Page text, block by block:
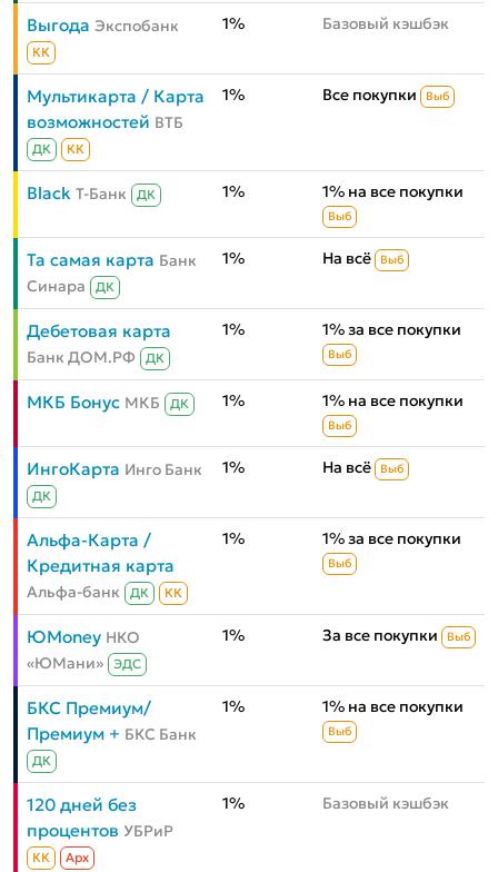
Выгода Экспобанк
КК
1% Базовый кэшбэк
Мультикарта / Карта
возможностей ВТБ
ДК КК
1% Все покупки Выб
Black Т-Банк ДК 1% 1% на все покупки
Выб
Та самая карта Банк
Синара
ДК
1% На всё Выб
Дебетовая карта
Банк ДОМ.РФ ДК
1% 1% за все покупки
Выб
МКБ Бонус МКБ ДК 1% 1% на все покупки
Выб
ИнгоКарта Инго Банк
ДК
1% На всё Выб
Альфа-Карта /
Кредитная карта
Альфа-банк ДК КК
1% 1% за все покупки
Выб
ЮMoney НКО
«ЮМани»
ЭДС
1% За все покупки Выб
БКС Премиум/
Премиум + БКС Банк
ДК
1% 1% на все покупки
Выб
120 дней без
процентов УБРиР
КК Aрх
1% Базовый кэшбэк